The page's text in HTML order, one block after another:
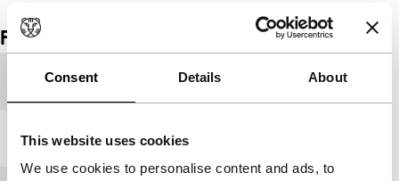
Consent Details About
This website uses cookies
We use cookies to personalise content and ads, to
Film details
Productieland Vietnam
Jaar 2006